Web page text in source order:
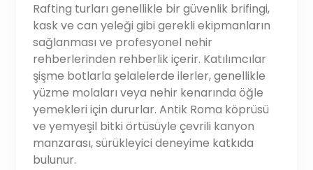
Rafting turları genellikle bir güvenlik brifingi,
kask ve can yeleği gibi gerekli ekipmanların
sağlanması ve profesyonel nehir
rehberlerinden rehberlik içerir. Katılımcılar
şişme botlarla şelalelerde ilerler, genellikle
yüzme molaları veya nehir kenarında öğle
yemekleri için dururlar. Antik Roma köprüsü
ve yemyeşil bitki örtüsüyle çevrili kanyon
manzarası, sürükleyici deneyime katkıda
bulunur.